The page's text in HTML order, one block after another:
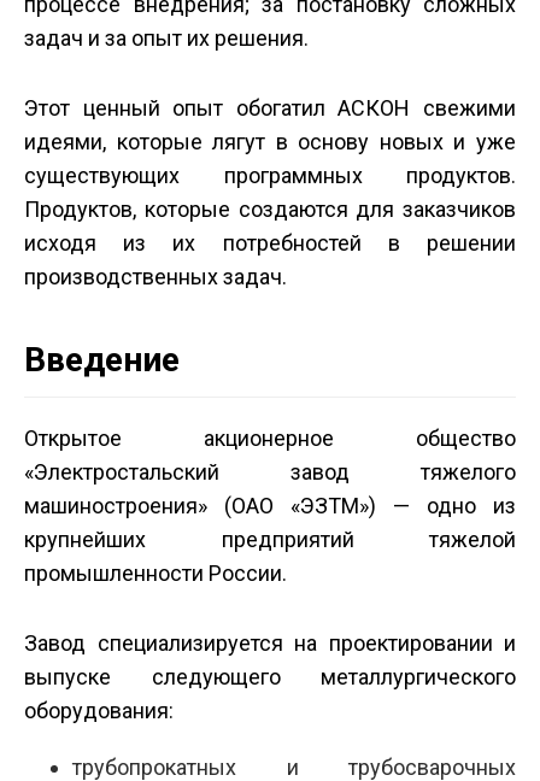
задач и за опыт их решения.
Этот ценный опыт обогатил АСКОН свежими
идеями, которые лягут в основу новых и уже
существующих программных продуктов.
Продуктов, которые создаются для заказчиков
исходя из их потребностей в решении
производственных задач.
Введение
Открытое акционерное общество
«Электростальский завод тяжелого
машиностроения» (ОАО «ЭЗТМ») — одно из
крупнейших предприятий тяжелой
промышленности России.
Завод специализируется на проектировании и
выпуске следующего металлургического
оборудования:
трубопрокатных и трубосварочных